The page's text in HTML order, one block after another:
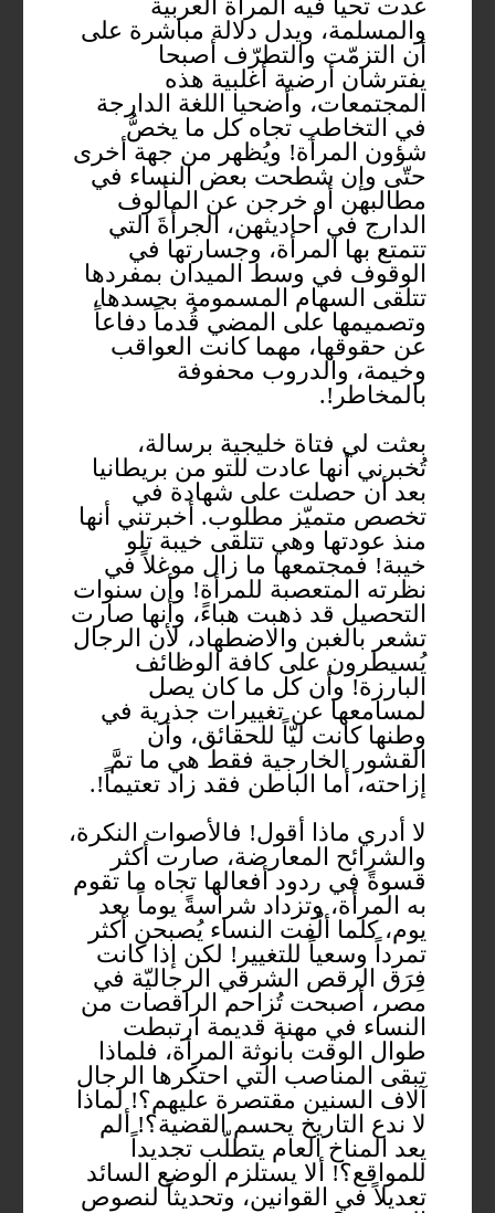
غدت تحيا فيه المرأة العربية
والمسلمة، ويدل دلالة مباشرة على
أن التزمّت والتطرّف أصبحا
يفترشان أرضية أغلبية هذه
المجتمعات، وأضحيا اللغة الدارجة
في التخاطب تجاه كل ما يخصُّ
شؤون المرأة! ويُظهر من جهة أخرى
حتّى وإن شطحت بعض النساء في
مطالبهن أو خرجن عن المألوف
الدارج في أحاديثهن، الجرأةَ التي
تتمتع بها المرأة، وجسارتها في
الوقوف في وسط الميدان بمفردها
تتلقى السهام المسمومة بجسدها،
وتصميمها على المضي قُدماً دفاعاً
عن حقوقها، مهما كانت العواقب
وخيمة، والدروب محفوفة
بالمخاطر!.
بعثت لي فتاة خليجية برسالة،
تُخبرني أنها عادت للتو من بريطانيا
بعد أن حصلت على شهادة في
تخصص متميّز مطلوب. أخبرتني أنها
منذ عودتها وهي تتلقى خيبة تلو
خيبة! فمجتمعها ما زال موغلاً في
نظرته المتعصبة للمرأة! وأن سنوات
التحصيل قد ذهبت هباءً، وأنها صارت
تشعر بالغبن والاضطهاد، لأن الرجال
يُسيطرون على كافة الوظائف
البارزة! وأن كل ما كان يصل
لمسامعها عن تغييرات جذرية في
وطنها كانت ليّاً للحقائق، وأن
القشور الخارجية فقط هي ما تمَّ
إزاحته، أما الباطن فقد زاد تعتيماً!.
لا أدري ماذا أقول! فالأصوات النكرة،
والشرائح المعارضة، صارت أكثر
قسوةً في ردود أفعالها تجاه ما تقوم
به المرأة، وتزداد شراسةً يوماً بعد
يوم، كلما ألْفت النساء يُصبحن أكثر
تمرداً وسعياً للتغيير! لكن إذا كانت
فِرَق الرقص الشرقي الرجاليّة في
مصر، أصبحت تُزاحم الراقصات من
النساء في مهنة قديمة ارتبطت
طوال الوقت بأنوثة المرأة، فلماذا
تبقى المناصب التي احتكرها الرجال
آلاف السنين مقتصرة عليهم؟! لماذا
لا ندع التاريخ يحسم القضية؟! ألم
يعد المناخ العام يتطلّب تجديداً
للمواقع؟! ألا يستلزم الوضع السائد
تعديلاً في القوانين، وتحديثاً لنصوص